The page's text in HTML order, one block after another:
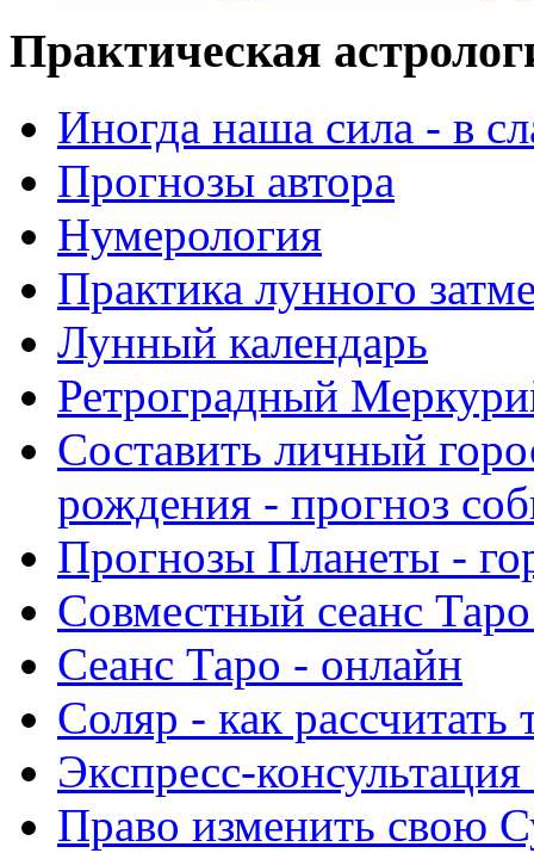
Практическая
Иногда наша сила - в
Прогнозы автора
Нумерология
Практика лунного
Лунный календарь
Ретроградный
Составить личный
рождения - прогноз
Прогнозы Планеты -
Совместный сеанс
Сеанс Таро - онлайн
Соляр - как
Экспресс-
Право изменить свою